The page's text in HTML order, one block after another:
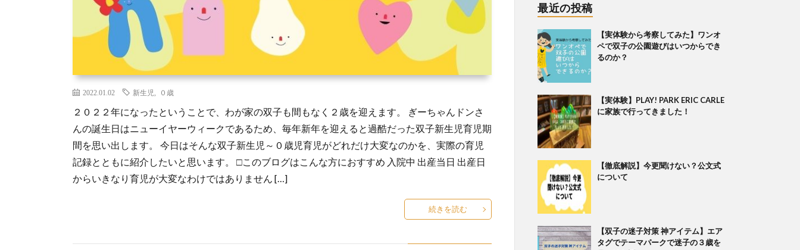
2022.01.02 新生児 ０歳
２０２２年になったということで、わが家の双子も間もなく２歳を迎えます。 ぎーちゃんドンさ
んの誕生日はニューイヤーウィークであるため、毎年新年を迎えると過酷だった双子新生児育児期
間を思い出します。 今日はそんな双子新生児～０歳児育児がどれだけ大変なのかを、実際の育児
記録とともに紹介したいと思います。 □このブログはこんな方におすすめ 入院中 出産当日 出産日
からいきなり育児が大変なわけではありません […]
続きを読む
最近の投稿
【実体験から考察してみた】ワンオ
ペで双子の公園遊びはいつからでき
るのか？
【実体験】PLAY! PARK ERIC CARLE
に家族で行ってきました！
【徹底解説】今更聞けない？公文式
について
【双子の迷子対策 神アイテム】エア
タグでテーマパークで迷子の３歳を